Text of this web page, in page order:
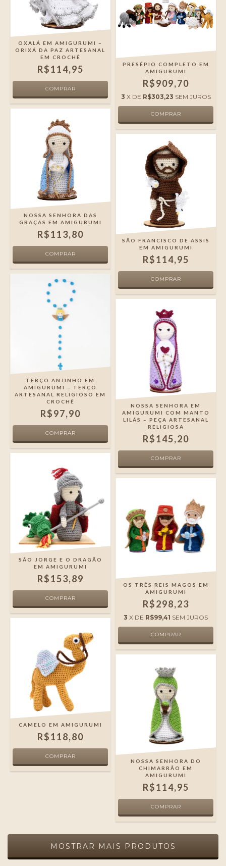
OXALÁ EM AMIGURUMI –
ORIXÁ DA PAZ ARTESANAL
EM CROCHÊ
R$114,95
PRESÉPIO COMPLETO EM
AMIGURUMI
R$909,70
3 X DE R$303,23 SEM JUROS
NOSSA SENHORA DAS
GRAÇAS EM AMIGURUMI
R$113,80
SÃO FRANCISCO DE ASSIS
EM AMIGURUMI
R$114,95
TERÇO ANJINHO EM
AMIGURUMI – TERÇO
ARTESANAL RELIGIOSO EM
CROCHÊ
R$97,90
NOSSA SENHORA EM
AMIGURUMI COM MANTO
LILÁS – PEÇA ARTESANAL
RELIGIOSA
R$145,20
SÃO JORGE E O DRAGÃO
EM AMIGURUMI
R$153,89
OS TRÊS REIS MAGOS EM
AMIGURUMI
R$298,23
3 X DE R$99,41 SEM JUROS
CAMELO EM AMIGURUMI
R$118,80
NOSSA SENHORA DO
CHIMARRÃO EM
AMIGURUMI
R$114,95
MOSTRAR MAIS PRODUTOS